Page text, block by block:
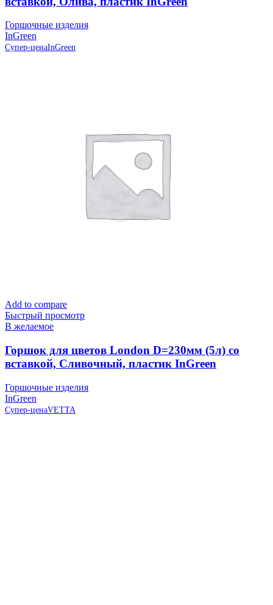
Горшочные изделия
InGreen
Супер-ценаInGreen
Add to compare
Быстрый просмотр
В желаемое
Горшок для цветов London D=230мм (5л) со
вставкой, Сливочный, пластик InGreen
Горшочные изделия
InGreen
Супер-ценаVETTA